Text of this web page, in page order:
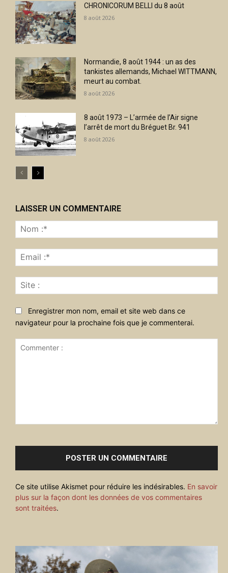
CHRONICORUM BELLI du 8 août
8 août 2026
Normandie, 8 août 1944 : un as des
tankistes allemands, Michael WITTMANN,
meurt au combat.
8 août 2026
8 août 1973 – L’armée de l’Air signe
l’arrêt de mort du Bréguet Br. 941
8 août 2026
LAISSER UN COMMENTAIRE
:*
:*
:
Enregistrer mon nom, email et site web dans ce
navigateur pour la prochaine fois que je commenterai.
Ce site utilise Akismet pour réduire les indésirables. En savoir
plus sur la façon dont les données de vos commentaires
sont traitées.